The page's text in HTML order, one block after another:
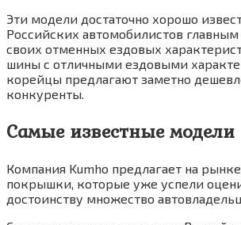
Эти модели достаточно хорошо
Российских автомобилистов главным
своих отменных ездовых
шины с отличными ездовыми
корейцы предлагают заметно
конкуренты.
Самые известные модели
Компания Kumho предлагает на
покрышки, которые уже успели
достоинству множество